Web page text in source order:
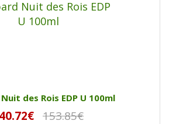
des Rois EDP U 100ml
153.85€